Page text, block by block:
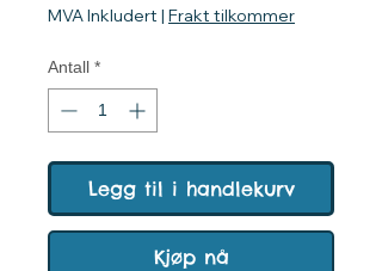
MVA Inkludert | Frakt tilkommer
Antall *
Legg til i handlekurv
Kjøp nå